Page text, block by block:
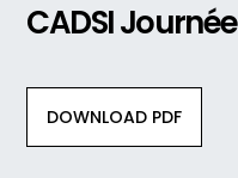
CADSI
DOWNLOAD PDF